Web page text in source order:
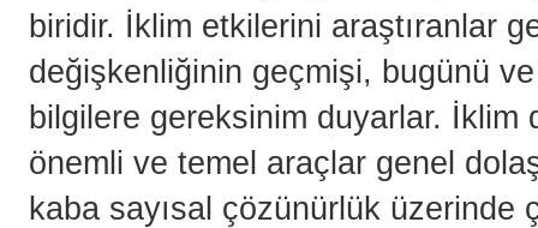
biridir. İklim etkilerini araştıranlar
değişkenliğinin geçmişi, bugünü
bilgilere gereksinim duyarlar.
önemli ve temel araçlar genel
kaba sayısal çözünürlük üzerinde